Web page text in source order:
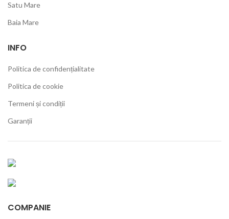
Satu Mare
Baia Mare
INFO
Politica de confidențialitate
Politica de cookie
Termeni și condiții
Garanții
COMPANIE